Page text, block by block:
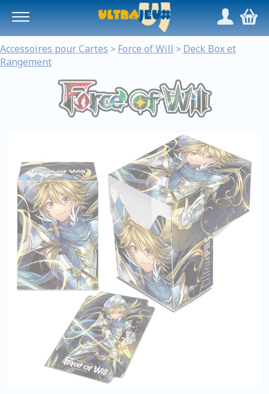
/,
Accessoires pour Cartes > Force of Will > Deck Box et
Rangement